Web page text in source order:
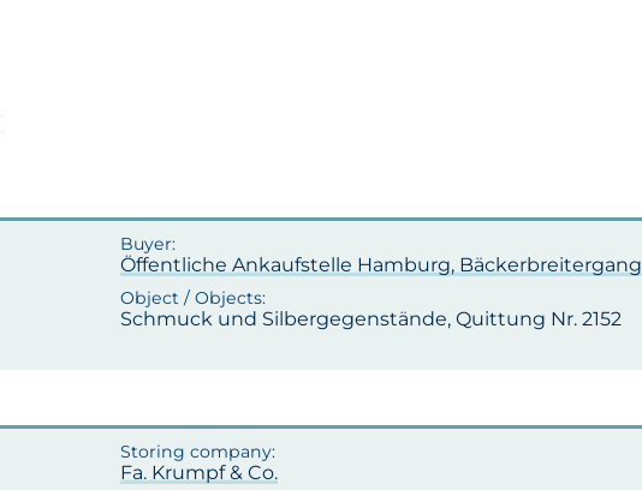
Öffentliche Ankaufstelle Hamburg, Bäckerbreitergang
Schmuck und Silbergegenstände, Quittung Nr. 2152
Fa. Krumpf & Co.